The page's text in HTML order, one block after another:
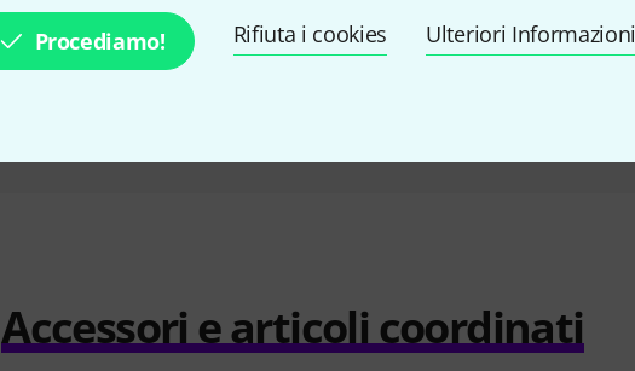
Procediamo! Rifiuta i cookies Ulteriori Informazioni
Accessori e articoli coordinati